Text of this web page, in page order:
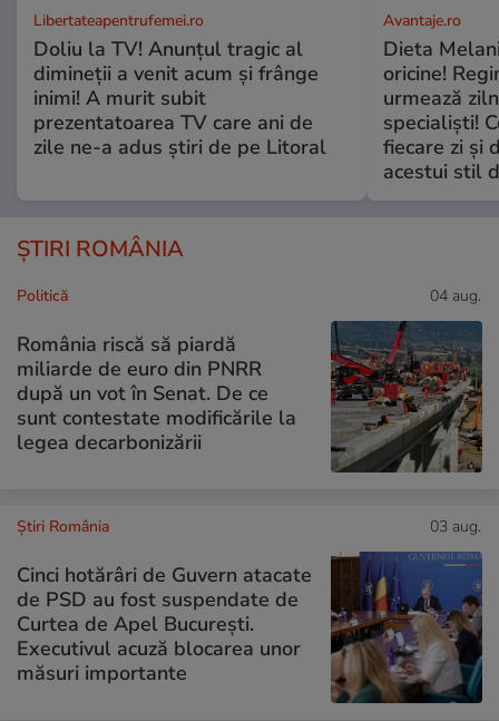
Libertateapentrufemei.ro
Doliu la TV! Anunțul tragic al
dimineții a venit acum și frânge
inimi! A murit subit
prezentatoarea TV care ani de
zile ne-a adus știri de pe Litoral
Avantaje.ro
Dieta
oricine!
urmează
specialiști!
fiecare zi și
acestui stil
ȘTIRI ROMÂNIA
Politică 04 aug.
România riscă să piardă
miliarde de euro din PNRR
după un vot în Senat. De ce
sunt contestate modificările la
legea decarbonizării
Știri România 03 aug.
Cinci hotărâri de Guvern atacate
de PSD au fost suspendate de
Curtea de Apel București.
Executivul acuză blocarea unor
măsuri importante